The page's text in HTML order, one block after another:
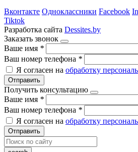
Вконтакте Одноклассники Facebook
Tiktok
Разработка сайта Dessites.by
Заказать звонок
Ваше имя *
Ваш номер телефона *
Я согласен на обработку
Отправить
Получить консультацию
Ваше имя *
Ваш номер телефона *
Я согласен на обработку
Отправить